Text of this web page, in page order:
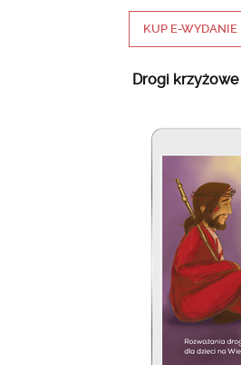
KUP E-WYDANIE
Drogi